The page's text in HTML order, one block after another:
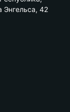
Энгельса, 42